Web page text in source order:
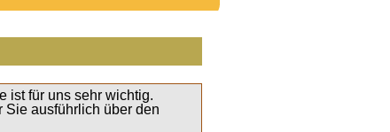
ist für uns sehr wichtig.
Sie ausführlich über den